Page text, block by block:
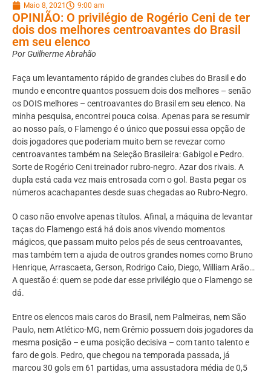
Maio 8, 2021 9:00 am
OPINIÃO: O privilégio de Rogério Ceni de ter
dois dos melhores centroavantes do Brasil
em seu elenco
Por Guilherme Abrahão
Faça um levantamento rápido de grandes clubes do Brasil e do
mundo e encontre quantos possuem dois dos melhores – senão
os DOIS melhores – centroavantes do Brasil em seu elenco. Na
minha pesquisa, encontrei pouca coisa. Apenas para se resumir
ao nosso país, o Flamengo é o único que possui essa opção de
dois jogadores que poderiam muito bem se revezar como
centroavantes também na Seleção Brasileira: Gabigol e Pedro.
Sorte de Rogério Ceni treinador rubro-negro. Azar dos rivais. A
dupla está cada vez mais entrosada com o gol. Basta pegar os
números acachapantes desde suas chegadas ao Rubro-Negro.
O caso não envolve apenas títulos. Afinal, a máquina de levantar
taças do Flamengo está há dois anos vivendo momentos
mágicos, que passam muito pelos pés de seus centroavantes,
mas também tem a ajuda de outros grandes nomes como Bruno
Henrique, Arrascaeta, Gerson, Rodrigo Caio, Diego, William Arão…
A questão é: quem se pode dar esse privilégio que o Flamengo se
dá.
Entre os elencos mais caros do Brasil, nem Palmeiras, nem São
Paulo, nem Atlético-MG, nem Grêmio possuem dois jogadores da
mesma posição – e uma posição decisiva – com tanto talento e
faro de gols. Pedro, que chegou na temporada passada, já
marcou 30 gols em 61 partidas, uma assustadora média de 0,5